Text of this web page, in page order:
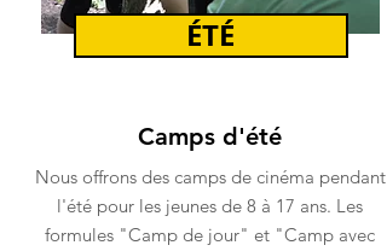
ÉTÉ
Camps d'été
Nous offrons des camps de cinéma pendant
l'été pour les jeunes de 8 à 17 ans. Les
formules "Camp de jour" et "Camp avec